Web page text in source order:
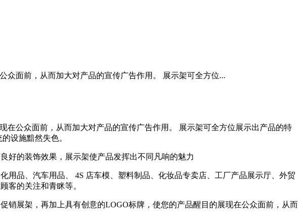
众面前，从而加大对产品的宣传广告作用。 展示架可全方位...
公众面前，从而加大对产品的宣传广告作用。 展示架可全方位展示出产品的特
设施黯然失色。
好的装饰效果，展示架使产品发挥出不同凡响的魅力
品、汽车用品、 4S 店车模、塑料制品、化妆品专卖店、工厂产品展示厅、外贸
客的关注和青眯等。
销展架，再加上具有创意的LOGO标牌，使您的产品醒目的展现在公众面前，从而